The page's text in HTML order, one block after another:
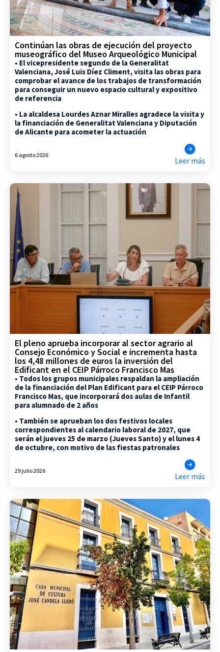
Continúan las obras de ejecución del proyecto
museográfico del Museo Arqueológico Municipal
• El vicepresidente segundo de la Generalitat
Valenciana, José Luis Díez Climent, visita las obras para
comprobar el avance de los trabajos de transformación
para conseguir un nuevo espacio cultural y expositivo
de referencia
• La alcaldesa Lourdes Aznar Miralles agradece la visita y
la financiación de Generalitat Valenciana y Diputación
de Alicante para acometer la actuación
6 agosto 2026
Leer más
El pleno aprueba incorporar al sector agrario al
Consejo Económico y Social e incrementa hasta
los 4,48 millones de euros la inversión del
Edificant en el CEIP Párroco Francisco Mas
• Todos los grupos municipales respaldan la ampliación
de la financiación del Plan Edificant para el CEIP Párroco
Francisco Mas, que incorporará dos aulas de Infantil
para alumnado de 2 años
• También se aprueban los dos festivos locales
correspondientes al calendario laboral de 2027, que
serán el jueves 25 de marzo (Jueves Santo) y el lunes 4
de octubre, con motivo de las fiestas patronales
29 julio 2026
Leer más